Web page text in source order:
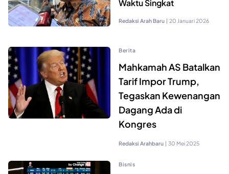
Waktu Singkat
Redaksi Arah Baru | 20 Januari 2026
Berita
Mahkamah AS Batalkan
Tarif Impor Trump,
Tegaskan Kewenangan
Dagang Ada di
Kongres
Redaksi Arahbaru | 30 Mei 2025
Bisnis